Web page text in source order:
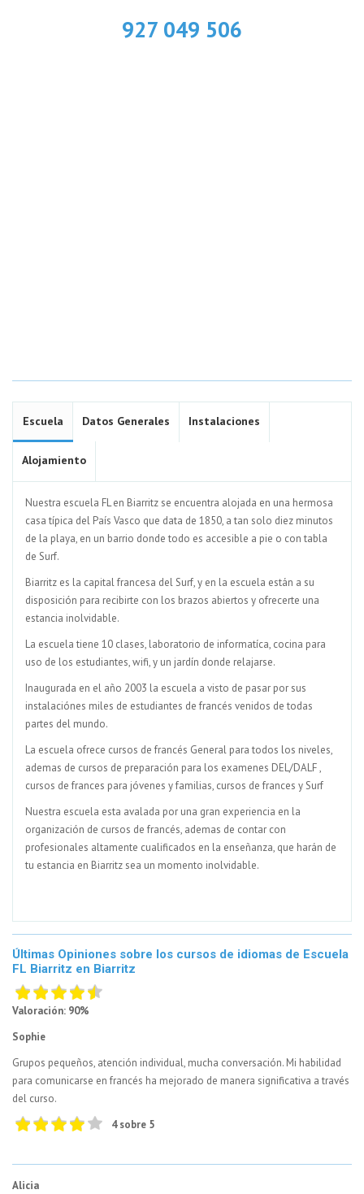
927 049 506
Escuela Datos Generales Instalaciones
Alojamiento
Nuestra escuela FL en Biarritz se encuentra alojada en una hermosa
casa típica del País Vasco que data de 1850, a tan solo diez minutos
de la playa, en un barrio donde todo es accesible a pie o con tabla
de Surf.
Biarritz es la capital francesa del Surf, y en la escuela están a su
disposición para recibirte con los brazos abiertos y ofrecerte una
estancia inolvidable.
La escuela tiene 10 clases, laboratorio de informatíca, cocina para
uso de los estudiantes, wifi, y un jardín donde relajarse.
Inaugurada en el año 2003 la escuela a visto de pasar por sus
instalaciónes miles de estudiantes de francés venidos de todas
partes del mundo.
La escuela ofrece cursos de francés General para todos los niveles,
ademas de cursos de preparación para los examenes DEL/DALF ,
cursos de frances para jóvenes y familias, cursos de frances y Surf
Nuestra escuela esta avalada por una gran experiencia en la
organización de cursos de francés, ademas de contar con
profesionales altamente cualificados en la enseñanza, que harán de
tu estancia en Biarritz sea un momento inolvidable.
Últimas Opiniones sobre los cursos de idiomas de Escuela
FL Biarritz en Biarritz
Valoración: 90%
Sophie
Grupos pequeños, atención individual, mucha conversación. Mi habilidad
para comunicarse en francés ha mejorado de manera significativa a través
del curso.
4 sobre 5
Alicia